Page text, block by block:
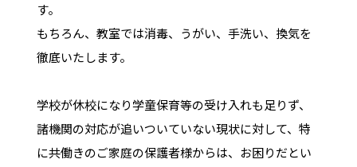
す。
もちろん、教室では消毒、うがい、手洗い、換気を
徹底いたします。
学校が休校になり学童保育等の受け入れも足りず、
諸機関の対応が追いついていない現状に対して、特
に共働きのご家庭の保護者様からは、お困りだとい